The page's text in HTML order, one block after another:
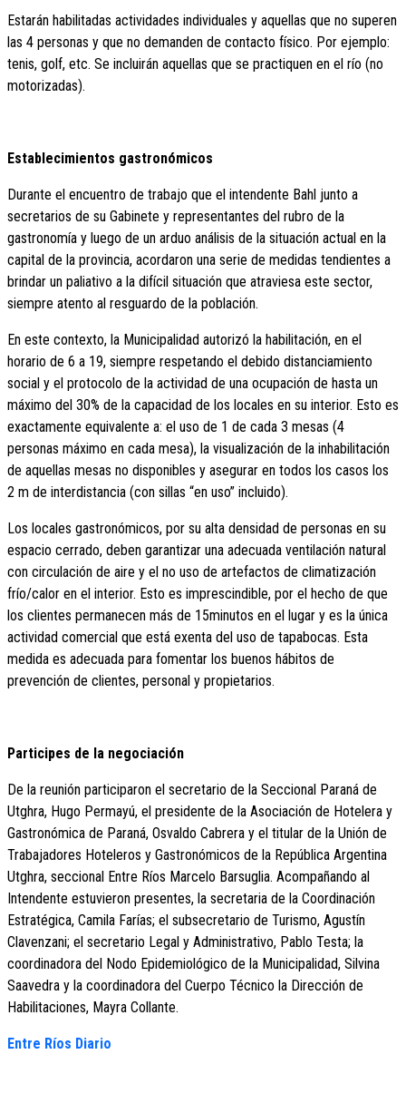
Estarán habilitadas actividades individuales y aquellas que no superen
las 4 personas y que no demanden de contacto físico. Por ejemplo:
tenis, golf, etc. Se incluirán aquellas que se practiquen en el río (no
motorizadas).
Establecimientos gastronómicos
Durante el encuentro de trabajo que el intendente Bahl junto a
secretarios de su Gabinete y representantes del rubro de la
gastronomía y luego de un arduo análisis de la situación actual en la
capital de la provincia, acordaron una serie de medidas tendientes a
brindar un paliativo a la difícil situación que atraviesa este sector,
siempre atento al resguardo de la población.
En este contexto, la Municipalidad autorizó la habilitación, en el
horario de 6 a 19, siempre respetando el debido distanciamiento
social y el protocolo de la actividad de una ocupación de hasta un
máximo del 30% de la capacidad de los locales en su interior. Esto es
exactamente equivalente a: el uso de 1 de cada 3 mesas (4
personas máximo en cada mesa), la visualización de la inhabilitación
de aquellas mesas no disponibles y asegurar en todos los casos los
2 m de interdistancia (con sillas “en uso” incluido).
Los locales gastronómicos, por su alta densidad de personas en su
espacio cerrado, deben garantizar una adecuada ventilación natural
con circulación de aire y el no uso de artefactos de climatización
frío/calor en el interior. Esto es imprescindible, por el hecho de que
los clientes permanecen más de 15minutos en el lugar y es la única
actividad comercial que está exenta del uso de tapabocas. Esta
medida es adecuada para fomentar los buenos hábitos de
prevención de clientes, personal y propietarios.
Participes de la negociación
De la reunión participaron el secretario de la Seccional Paraná de
Utghra, Hugo Permayú, el presidente de la Asociación de Hotelera y
Gastronómica de Paraná, Osvaldo Cabrera y el titular de la Unión de
Trabajadores Hoteleros y Gastronómicos de la República Argentina
Utghra, seccional Entre Ríos Marcelo Barsuglia. Acompañando al
Intendente estuvieron presentes, la secretaria de la Coordinación
Estratégica, Camila Farías; el subsecretario de Turismo, Agustín
Clavenzani; el secretario Legal y Administrativo, Pablo Testa; la
coordinadora del Nodo Epidemiológico de la Municipalidad, Silvina
Saavedra y la coordinadora del Cuerpo Técnico la Dirección de
Habilitaciones, Mayra Collante.
Entre Ríos Diario